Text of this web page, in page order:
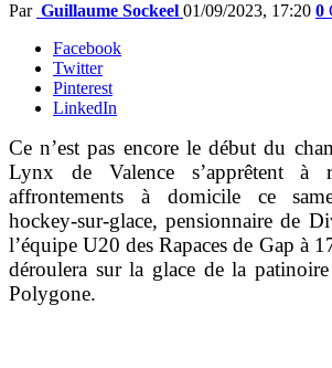
Par Guillaume Sockeel 01/09/2023, 17:20 0
Facebook
Twitter
Pinterest
LinkedIn
Ce n’est pas encore le début du
Lynx de Valence s’apprêtent à
affrontements à domicile ce
hockey-sur-glace, pensionnaire de
l’équipe U20 des Rapaces de Gap à
déroulera sur la glace de la
Polygone.